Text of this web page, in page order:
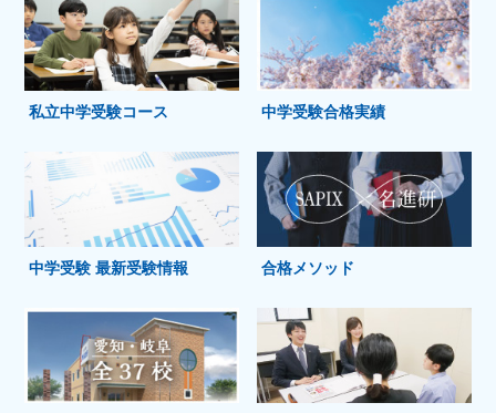
私立中学受験コース 中学受験合格実績
中学受験 最新受験情報 合格メソッド